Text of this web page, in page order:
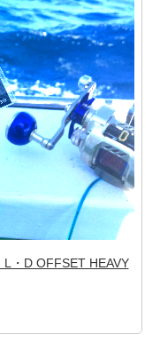
L・D OFFSET HEAVY